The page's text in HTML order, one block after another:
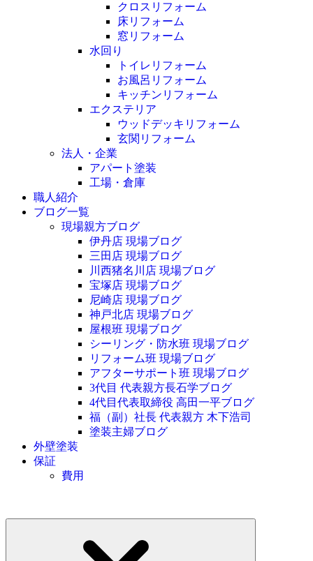
クロスリフォーム
床リフォーム
窓リフォーム
水回り
トイレリフォーム
お風呂リフォーム
キッチンリフォーム
エクステリア
ウッドデッキリフォーム
玄関リフォーム
法人・企業
アパート塗装
工場・倉庫
職人紹介
ブログ一覧
現場親方ブログ
伊丹店 現場ブログ
三田店 現場ブログ
川西猪名川店 現場ブログ
宝塚店 現場ブログ
尼崎店 現場ブログ
神戸北店 現場ブログ
屋根班 現場ブログ
シーリング・防水班 現場ブログ
リフォーム班 現場ブログ
アフターサポート班 現場ブログ
3代目 代表親方長石学ブログ
4代目代表取締役 高田一平ブログ
福（副）社長 代表親方 木下浩司
塗装主婦ブログ
外壁塗装
保証
費用